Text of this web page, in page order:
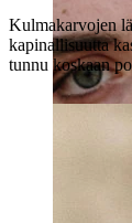
Kulmakarvojen
kapinallisuutta
tunnu koskaan